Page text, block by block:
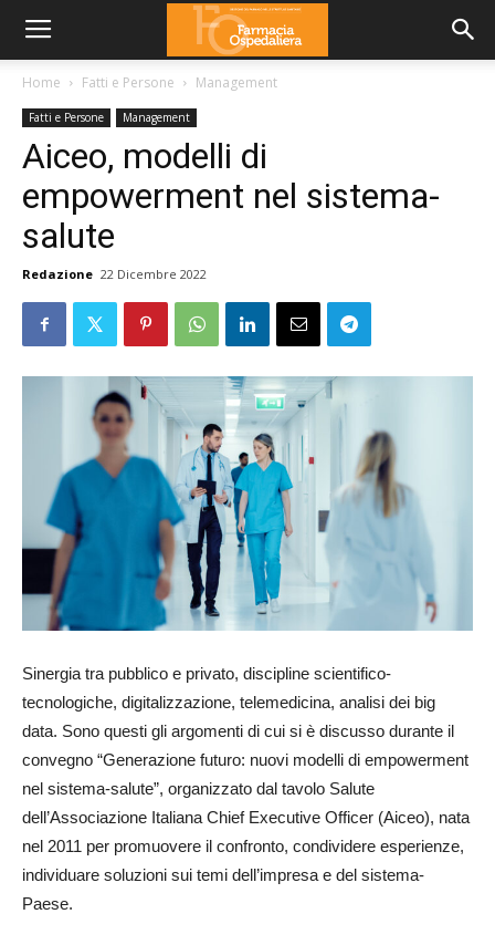
Home Fatti e Persone Management
Fatti e Persone Management
Aiceo, modelli di
empowerment nel sistema-
salute
Redazione 22 Dicembre 2022
Sinergia tra pubblico e privato, discipline scientifico-
tecnologiche, digitalizzazione, telemedicina, analisi dei big
data. Sono questi gli argomenti di cui si è discusso durante il
convegno “Generazione futuro: nuovi modelli di empowerment
nel sistema-salute”, organizzato dal tavolo Salute
dell’Associazione Italiana Chief Executive Officer (Aiceo), nata
nel 2011 per promuovere il confronto, condividere esperienze,
individuare soluzioni sui temi dell’impresa e del sistema-
Paese.